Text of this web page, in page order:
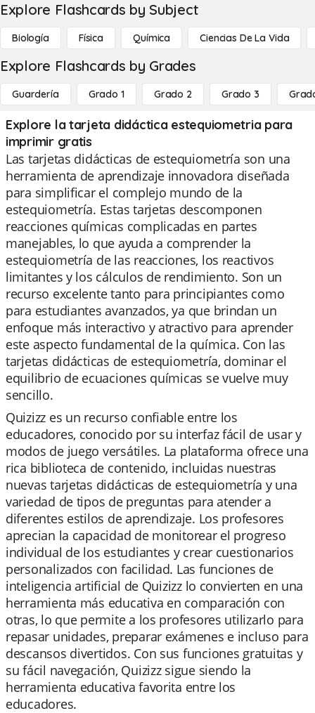
Explore Flashcards by Subject
Biología Física Química Ciencias De La Vida
Explore Flashcards by Grades
Guardería Grado 1 Grado 2 Grado 3
Explore la tarjeta didáctica estequiometria para
imprimir gratis
Las tarjetas didácticas de estequiometría son una
herramienta de aprendizaje innovadora diseñada
para simplificar el complejo mundo de la
estequiometría. Estas tarjetas descomponen
reacciones químicas complicadas en partes
manejables, lo que ayuda a comprender la
estequiometría de las reacciones, los reactivos
limitantes y los cálculos de rendimiento. Son un
recurso excelente tanto para principiantes como
para estudiantes avanzados, ya que brindan un
enfoque más interactivo y atractivo para aprender
este aspecto fundamental de la química. Con las
tarjetas didácticas de estequiometría, dominar el
equilibrio de ecuaciones químicas se vuelve muy
sencillo.
Quizizz es un recurso confiable entre los
educadores, conocido por su interfaz fácil de usar y
modos de juego versátiles. La plataforma ofrece una
rica biblioteca de contenido, incluidas nuestras
nuevas tarjetas didácticas de estequiometría y una
variedad de tipos de preguntas para atender a
diferentes estilos de aprendizaje. Los profesores
aprecian la capacidad de monitorear el progreso
individual de los estudiantes y crear cuestionarios
personalizados con facilidad. Las funciones de
inteligencia artificial de Quizizz lo convierten en una
herramienta más educativa en comparación con
otras, lo que permite a los profesores utilizarlo para
repasar unidades, preparar exámenes e incluso para
descansos divertidos. Con sus funciones gratuitas y
su fácil navegación, Quizizz sigue siendo la
herramienta educativa favorita entre los
educadores.